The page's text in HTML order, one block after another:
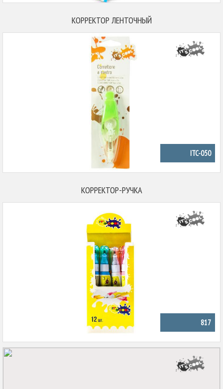
КОРРЕКТОР ЛЕНТОЧНЫЙ
ITC-050
КОРРЕКТОР-РУЧКА
817